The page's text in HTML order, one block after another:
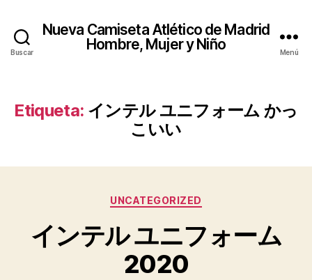
Buscar
Nueva Camiseta Atlético de Madrid
Hombre, Mujer y Niño
Menú
Etiqueta: インテル ユニフォーム かっ
こいい
Categorías
UNCATEGORIZED
インテル ユニフォーム
2020